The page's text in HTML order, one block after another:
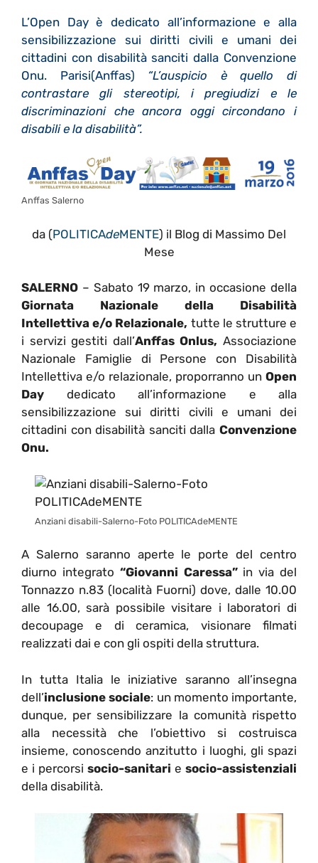
L’Open Day è dedicato all’informazione e alla
sensibilizzazione sui diritti civili e umani dei
cittadini con disabilità sanciti dalla Convenzione
Onu. Parisi(Anffas) “L’auspicio è quello di
contrastare gli stereotipi, i pregiudizi e le
discriminazioni che ancora oggi circondano i
disabili e la disabilità”.
Anffas Salerno
da (POLITICAdeMENTE) il Blog di Massimo Del
Mese
SALERNO – Sabato 19 marzo, in occasione della
Giornata Nazionale della Disabilità
Intellettiva e/o Relazionale, tutte le strutture e
i servizi gestiti dall’Anffas Onlus, Associazione
Nazionale Famiglie di Persone con Disabilità
Intellettiva e/o relazionale, proporranno un Open
Day dedicato all’informazione e alla
sensibilizzazione sui diritti civili e umani dei
cittadini con disabilità sanciti dalla Convenzione
Onu.
Anziani disabili-Salerno-Foto POLITICAdeMENTE
A Salerno saranno aperte le porte del centro
diurno integrato “Giovanni Caressa”in via del
Tonnazzo n.83 (località Fuorni) dove, dalle 10.00
alle 16.00, sarà possibile visitare i laboratori di
decoupage e di ceramica, visionare filmati
realizzati dai e con gli ospiti della struttura.
In tutta Italia le iniziative saranno all’insegna
dell’inclusione sociale: un momento importante,
dunque, per sensibilizzare la comunità rispetto
alla necessità che l’obiettivo si costruisca
insieme, conoscendo anzitutto i luoghi, gli spazi
e i percorsi socio-sanitari e socio-assistenziali
della disabilità.